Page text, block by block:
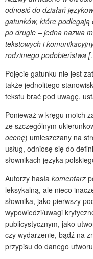
odnosić do działań
gatunków, które
po drugie – jedna nazwa
tekstowych i
rodzimego podobieństwa
Pojęcie gatunku nie jest
także jednolitego
tekstu brać pod uwagę,
Ponieważ w kręgu moich
ze szczególnym
ocenę) umieszczany na
usług, odniosę się do
słownikach języka
Autorzy hasła komentarz
leksykalną, ale nieco
słownika, jako pierwszy
wypowiedzi/uwagi
publicystycznym, jako
czy wydarzenie, bądź na
przypisu do danego